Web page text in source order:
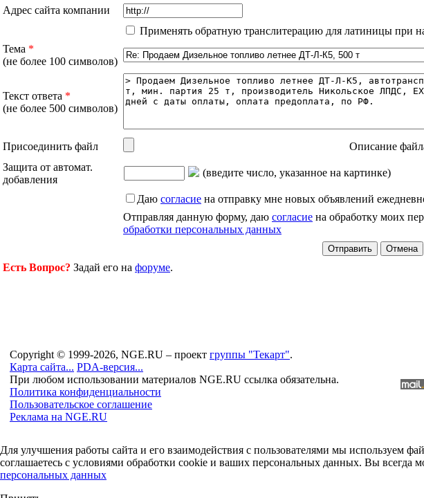
Адрес сайта компании
Применять обратную транслитерацию для латиницы при
Тема *
(не более 100 символов)
Текст ответа *
(не более 500 символов)
Присоединить файл
Описание
Защита от автомат.
добавления
(введите число, указанное на картинке)
Даю согласие на отправку мне новых объявлений
Отправляя данную форму, даю согласие на обработку моих
обработки персональных данных
Есть Вопрос? Задай его на форуме.
Copyright © 1999-2026, NGE.RU – проект группы "Текарт".
Карта сайта... PDA-версия...
При любом использовании материалов NGE.RU ссылка обязательна.
Политика конфиденциальности
Пользовательское соглашение
Реклама на NGE.RU
Для улучшения работы сайта и его взаимодействия с пользователями мы
соглашаетесь с условиями обработки cookie и ваших персональных данных. Вы всегда
персональных данных